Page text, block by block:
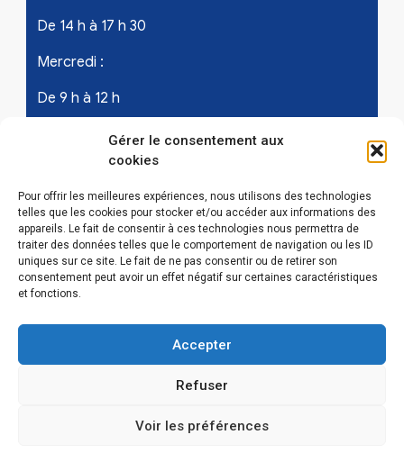
Gérer le consentement aux
cookies
Pour offrir les meilleures expériences, nous utilisons des technologies
telles que les cookies pour stocker et/ou accéder aux informations des
appareils. Le fait de consentir à ces technologies nous permettra de
traiter des données telles que le comportement de navigation ou les ID
uniques sur ce site. Le fait de ne pas consentir ou de retirer son
consentement peut avoir un effet négatif sur certaines caractéristiques
et fonctions.
Accepter
Refuser
Voir les préférences
De 14 h à 17 h 30
Mercredi :
De 9 h à 12 h
Samedi - les 1er et 3ème de chaque mois :
De 9 h à 12 h
LIENS UTILES
Mentions légales
Politique de confidentialité
Politique de cookies (EU)